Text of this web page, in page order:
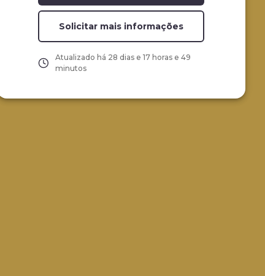
Solicitar mais informações
Atualizado há 28 dias e 17 horas e 49
minutos